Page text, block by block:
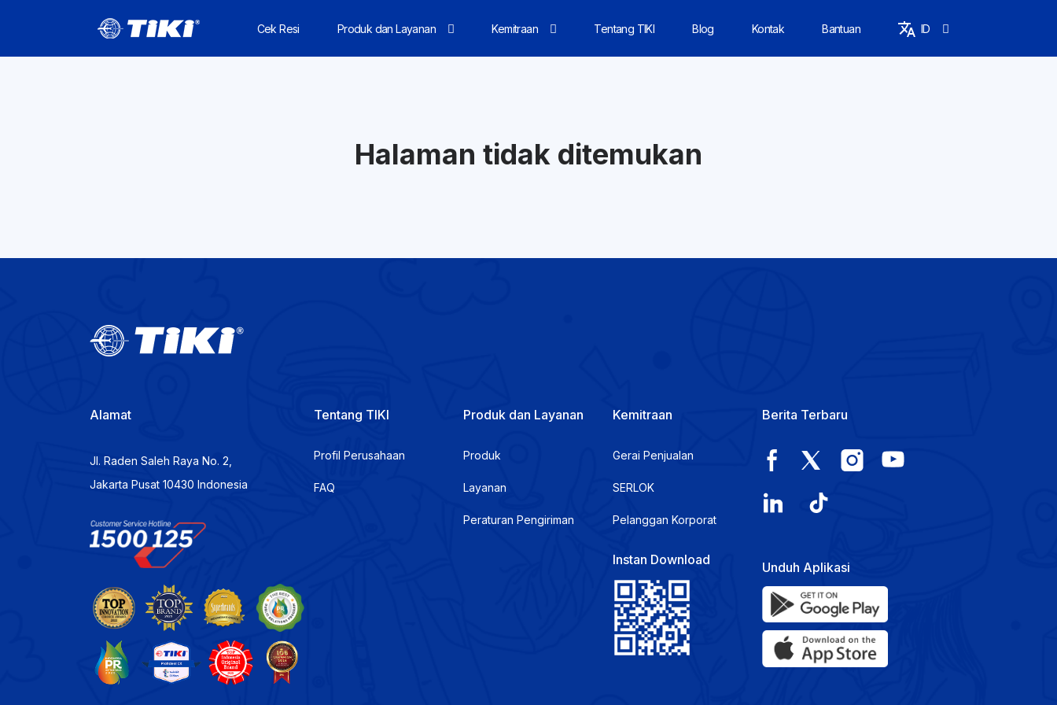
Cek Resi Produk dan Layanan Kemitraan Tentang TIKI Blog Kontak Bantuan ID
Halaman tidak ditemukan
Alamat
Jl. Raden Saleh Raya No. 2,
Jakarta Pusat 10430 Indonesia
Tentang TIKI
Profil Perusahaan
FAQ
Produk dan Layanan
Produk
Layanan
Peraturan Pengiriman
Kemitraan
Gerai Penjualan
SERLOK
Pelanggan Korporat
Instan Download
Berita Terbaru
Unduh Aplikasi